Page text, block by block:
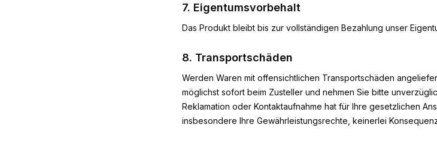
7. Eigentumsvorbehalt
Das Produkt bleibt bis zur vollständigen Bezahlung unser
8. Transportschäden
Werden Waren mit offensichtlichen Transportschäden
möglichst sofort beim Zusteller und nehmen Sie bitte
Reklamation oder Kontaktaufnahme hat für Ihre gesetzlichen
insbesondere Ihre Gewährleistungsrechte, keinerlei